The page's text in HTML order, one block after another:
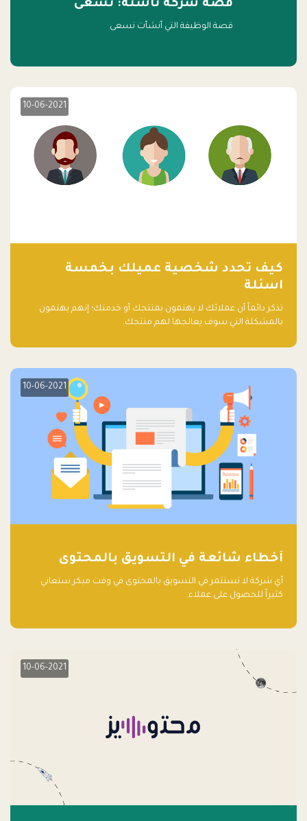
قصة شركة ناشئة: نسعى
قصة الوظيفة التي أنشأت نسعى
10-06-2021
كيف تحدد شخصية عميلك بخمسة
اسئلة
تذكر دائماً أن عملائك لا يهتمون بمنتجك أو خدمتك؛ إنهم يهتمون
بالمشكلة التي سوف يعالجها لهم منتجك.
10-06-2021
أخطاء شائعة في التسويق بالمحتوى
أي شركة لا تستثمر في التسويق بالمحتوى في وقت مبكر ستعاني
كثيراً للحصول على عملاء.
10-06-2021